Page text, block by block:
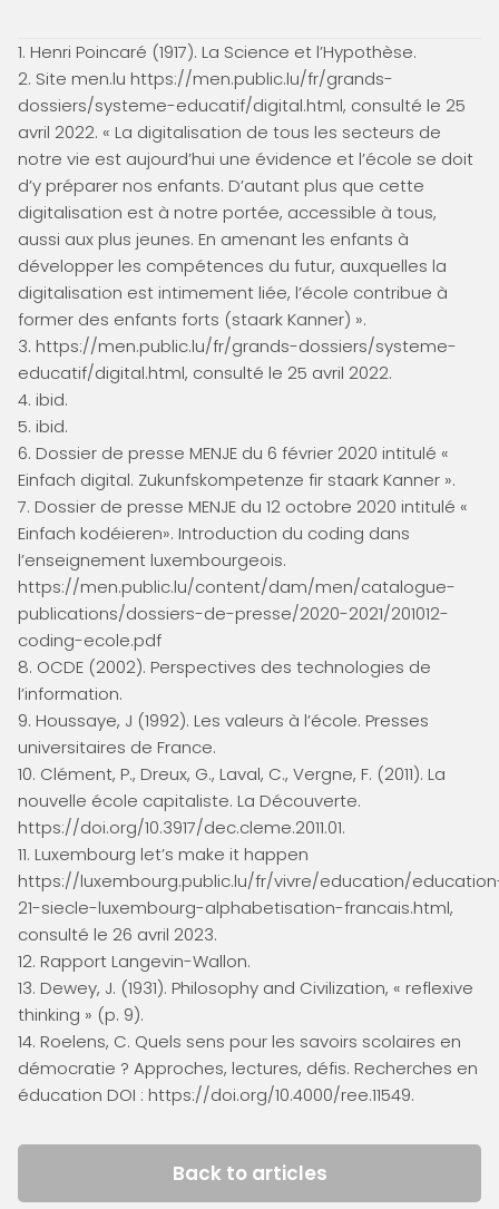
1. Henri Poincaré (1917). La Science et l’Hypothèse.
2. Site men.lu https://men.public.lu/fr/grands-
dossiers/systeme-educatif/digital.html, consulté le 25
avril 2022. « La digitalisation de tous les secteurs de
notre vie est aujourd’hui une évidence et l’école se doit
d’y préparer nos enfants. D’autant plus que cette
digitalisation est à notre portée, accessible à tous,
aussi aux plus jeunes. En amenant les enfants à
développer les compétences du futur, auxquelles la
digitalisation est intimement liée, l’école contribue à
former des enfants forts (staark Kanner) ».
3. https://men.public.lu/fr/grands-dossiers/systeme-
educatif/digital.html, consulté le 25 avril 2022.
4. ibid.
5. ibid.
6. Dossier de presse MENJE du 6 février 2020 intitulé «
Einfach digital. Zukunfskompetenze fir staark Kanner ».
7. Dossier de presse MENJE du 12 octobre 2020 intitulé «
Einfach kodéieren». Introduction du coding dans
l’enseignement luxembourgeois.
https://men.public.lu/content/dam/men/catalogue-
publications/dossiers-de-presse/2020-2021/201012-
coding-ecole.pdf
8. OCDE (2002). Perspectives des technologies de
l’information.
9. Houssaye, J (1992). Les valeurs à l’école. Presses
universitaires de France.
10. Clément, P., Dreux, G., Laval, C., Vergne, F. (2011). La
nouvelle école capitaliste. La Découverte.
https://doi.org/10.3917/dec.cleme.2011.01.
11. Luxembourg let’s make it happen
https://luxembourg.public.lu/fr/vivre/education/
21-siecle-luxembourg-alphabetisation-francais.html,
consulté le 26 avril 2023.
12. Rapport Langevin-Wallon.
13. Dewey, J. (1931). Philosophy and Civilization, « reflexive
thinking » (p. 9).
14. Roelens, C. Quels sens pour les savoirs scolaires en
démocratie ? Approches, lectures, défis. Recherches en
éducation DOI : https://doi.org/10.4000/ree.11549.
Back to articles